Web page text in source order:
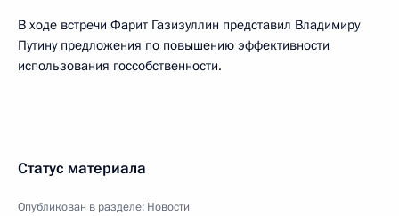
В ходе встречи Фарит Газизуллин представил Владимиру
Путину предложения по повышению эффективности
использования госсобственности.
Статус материала
Опубликован в разделе: Новости